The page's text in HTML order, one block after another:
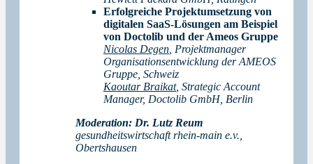
Erfolgreiche Projektumsetzung von
digitalen SaaS-Lösungen am Beispiel
von Doctolib und der Ameos Gruppe
Nicolas Degen , Projektmanager
Organisationsentwicklung der AMEOS
Gruppe, Schweiz
Kaoutar Braikat, Strategic Account
Manager, Doctolib GmbH, Berlin
Moderation: Dr. Lutz Reum
gesundheitswirtschaft rhein-main e.v.,
Obertshausen